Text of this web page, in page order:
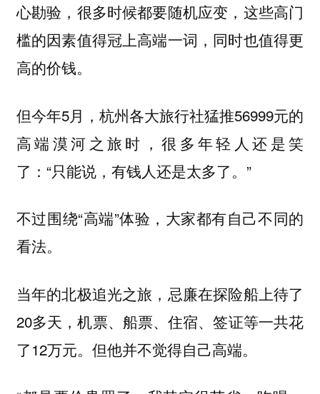
心勘验，很多时候都要随机应变，这些高门
槛的因素值得冠上高端一词，同时也值得更
高的价钱。
但今年5月，杭州各大旅行社猛推56999元的
高端漠河之旅时，很多年轻人还是笑
了：“只能说，有钱人还是太多了。”
不过围绕“高端”体验，大家都有自己不同的
看法。
当年的北极追光之旅，忌廉在探险船上待了
20多天，机票、船票、住宿、签证等一共花
了12万元。但他并不觉得自己高端。